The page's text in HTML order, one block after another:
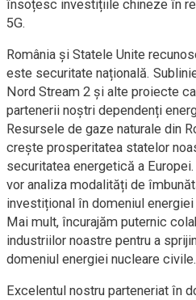
însoțesc investițiile chineze în
5G.
România și Statele Unite
este securitate națională.
Nord Stream 2 și alte proiecte
partenerii noștri dependenți
Resursele de gaze naturale din
crește prosperitatea statelor
securitatea energetică a
vor analiza modalități de
investițional în domeniul
Mai mult, încurajăm puternic
industriilor noastre pentru a
domeniul energiei nucleare civile.
Excelentul nostru parteneriat în